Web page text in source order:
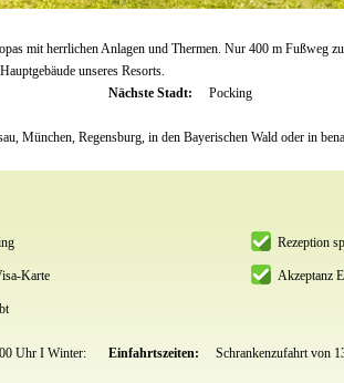
mit herrlichen Anlagen und Thermen. Nur 400 m Fußweg
unseres Resorts.
Nächste Stadt: Pocking
München, Regensburg, in den Bayerischen Wald oder in
Rezeption
Karte Akzeptanz
Uhr I Winter:
Einfahrtszeiten: Schrankenzufahrt von